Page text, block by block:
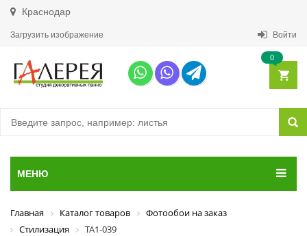
Краснодар
Загрузить изображение Войти
0
МЕНЮ
Главная Каталог товаров
Фотообои на заказ
Стилизация
ТА1-039